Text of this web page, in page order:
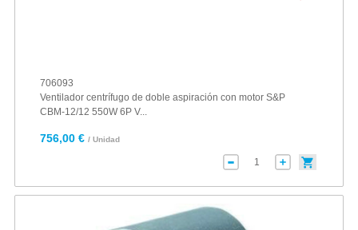
706093
Ventilador centrífugo de doble aspiración con motor S&P
CBM-12/12 550W 6P V...
756,00 € / Unidad